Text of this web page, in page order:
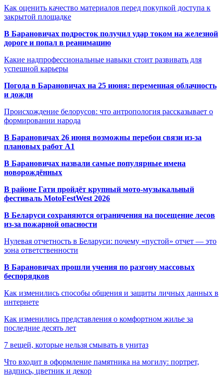
Как оценить качество материалов перед покупкой доступа к
закрытой площадке
В Барановичах подросток получил удар током на железной
дороге и попал в реанимацию
Какие надпрофессиональные навыки стоит развивать для
успешной карьеры
Погода в Барановичах на 25 июня: переменная облачность
и дожди
Происхождение белорусов: что антропология рассказывает о
формировании народа
В Барановичах 26 июня возможны перебои связи из-за
плановых работ A1
В Барановичах назвали самые популярные имена
новорождённых
В районе Гати пройдёт крупный мото-музыкальный
фестиваль MotoFestWest 2026
В Беларуси сохраняются ограничения на посещение лесов
из-за пожарной опасности
Нулевая отчетность в Беларуси: почему «пустой» отчет — это
зона ответственности
В Барановичах прошли учения по разгону массовых
беспорядков
Как изменились способы общения и защиты личных данных в
интернете
Как изменились представления о комфортном жилье за
последние десять лет
7 вещей, которые нельзя смывать в унитаз
Что входит в оформление памятника на могилу: портрет,
надпись, цветник и декор